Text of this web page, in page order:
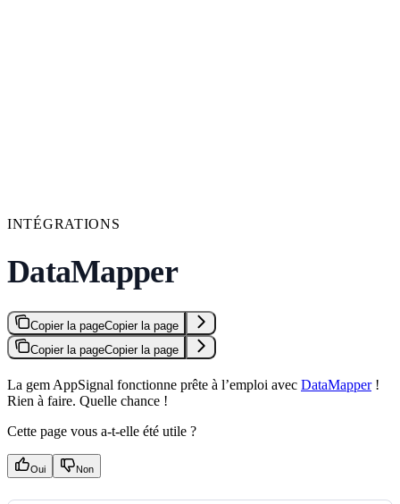
INTÉGRATIONS
DataMapper
Copier la pageCopier la page
Copier la pageCopier la page
La gem AppSignal fonctionne prête à l’emploi avec DataMapper!
Rien à faire. Quelle chance !
Cette page vous a-t-elle été utile ?
Oui Non